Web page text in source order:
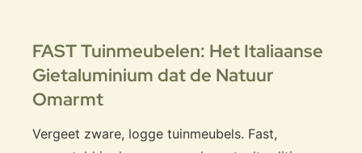
FAST Tuinmeubelen: Het Italiaanse
Gietaluminium dat de Natuur
Omarmt
Vergeet zware, logge tuinmeubels. Fast,